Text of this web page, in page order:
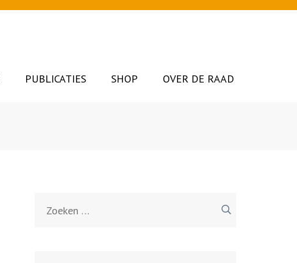
PUBLICATIES SHOP OVER DE RAAD
naar: